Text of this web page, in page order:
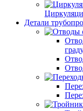
Детали